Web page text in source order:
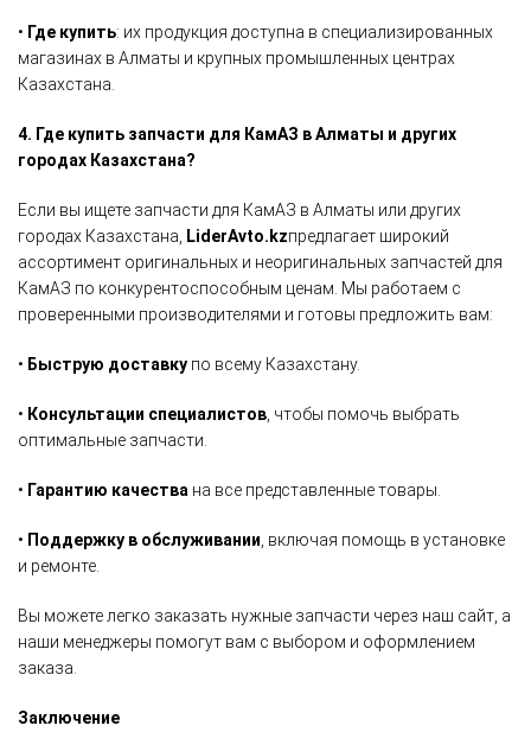
• Где купить: их продукция доступна в специализированных
магазинах в Алматы и крупных промышленных центрах
Казахстана.
4. Где купить запчасти для КамАЗ в Алматы и других
городах Казахстана?
Если вы ищете запчасти для КамАЗ в Алматы или других
городах Казахстана,
LiderAvto.kzпредлагает широкий
ассортимент оригинальных и неоригинальных запчастей для
КамАЗ по конкурентоспособным ценам. Мы работаем с
проверенными производителями и готовы предложить вам:
• Быструю доставку по всему Казахстану.
• Консультации специалистов , чтобы помочь выбрать
оптимальные запчасти.
• Гарантию качества на все представленные товары.
• Поддержку в обслуживании , включая помощь в установке
и ремонте.
Вы можете легко заказать нужные запчасти через наш сайт, а
наши менеджеры помогут вам с выбором и оформлением
заказа.
Заключение